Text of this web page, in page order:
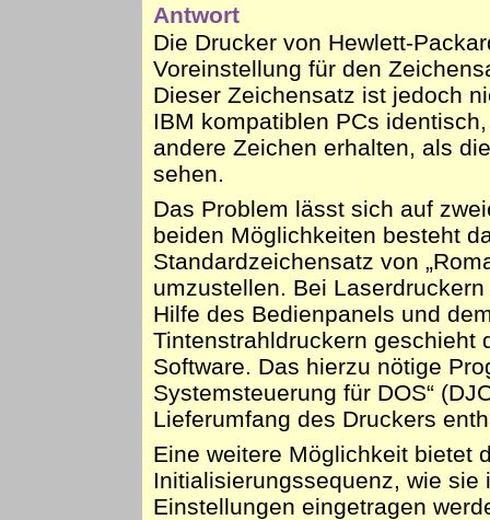
Antwort
Die Drucker von Hewlett-
Voreinstellung für den
Dieser Zeichensatz ist jedoch
IBM kompatiblen PCs
andere Zeichen erhalten, als
sehen.
Das Problem lässt sich auf
beiden Möglichkeiten besteht
Standardzeichensatz von
umzustellen. Bei
Hilfe des Bedienpanels und
Tintenstrahldruckern geschieht
Software. Das hierzu nötige
Systemsteuerung für DOS“
Lieferumfang des Druckers
Eine weitere Möglichkeit bietet
Initialisierungssequenz, wie sie
Einstellungen eingetragen